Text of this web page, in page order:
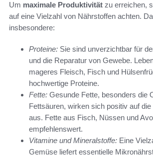
Um maximale Produktivität zu erreichen,
auf eine Vielzahl von Nährstoffen achten.
insbesondere:
Proteine: Sie sind unverzichtbar für
und die Reparatur von Gewebe.
mageres Fleisch, Fisch und
hochwertige Proteine.
Fette: Gesunde Fette, besonders die
Fettsäuren, wirken sich positiv auf
aus. Fette aus Fisch, Nüssen und
empfehlenswert.
Vitamine und Mineralstoffe: Eine
Gemüse liefert essentielle